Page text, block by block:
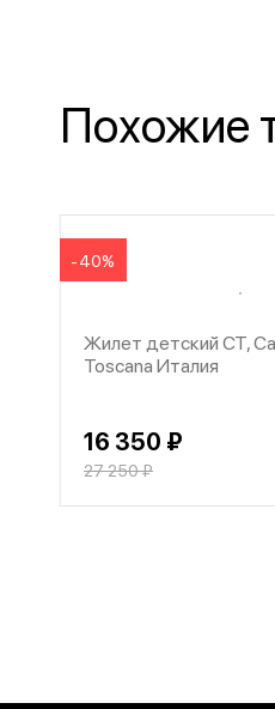
Похожие
-40%
Жилет детский CT,
Toscana Италия
16 350 ₽
27 250 ₽